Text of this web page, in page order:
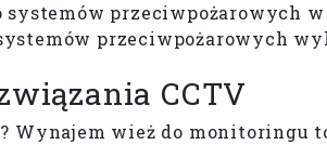
przeciwpożarowych
przeciwpożarowych
CCTV
Wynajem wież do